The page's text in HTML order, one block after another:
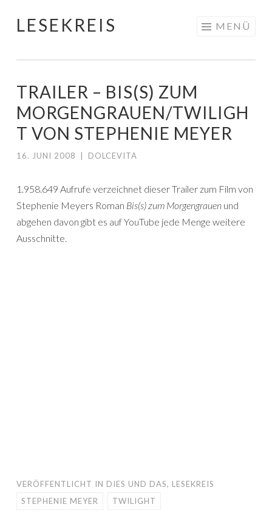
Springe
LESEKREIS MENÜ
TRAILER – BIS(S) ZUM
MORGENGRAUEN/TWILIGH
T VON STEPHENIE MEYER
16. JUNI 2008 DOLCEVITA
1.958.649 Aufrufe verzeichnet dieser Trailer zum Film von
Stephenie Meyers Roman Bis(s) zum Morgengrauen und
abgehen davon gibt es auf YouTube jede Menge weitere
Ausschnitte.
VERÖFFENTLICHT IN DIES UND DAS, LESEKREIS
STEPHENIE MEYER
TWILIGHT